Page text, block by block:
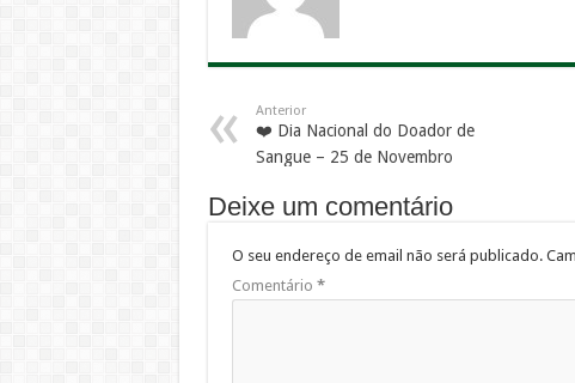
Anterior
❤️ Dia Nacional do Doador de
Sangue – 25 de Novembro
Deixe um comentário
O seu endereço de email não será publicado.
Comentário *